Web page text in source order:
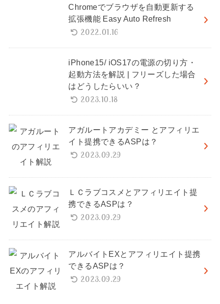
Chromeでブラウザを自動更新する
拡張機能 Easy Auto Refresh
2022.01.16
iPhone15/ iOS17の電源の切り方・
起動方法を解説 | フリーズした場合
はどうしたらいい？
2023.10.18
アガルートアカデミー とアフィリエ
イト提携できるASPは？
2023.09.29
ＬＣラブコスメとアフィリエイト提
携できるASPは？
2023.09.29
アルバイトEXとアフィリエイト提携
できるASPは？
2023.09.29